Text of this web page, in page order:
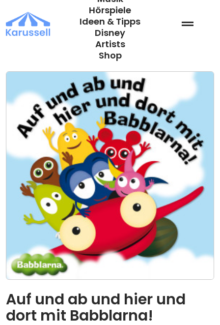
Inhalt
springen
Hörspiele
Ideen & Tipps
Disney
Artists
Shop
Auf und ab und hier und
dort mit Babblarna!